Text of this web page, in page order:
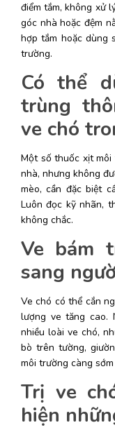
điểm tắm, không xử
góc nhà hoặc đệm
hợp tắm hoặc dùng
trường.
Có thể
trùng
ve chó
Một số thuốc xịt
nhà, nhưng không
mèo, cần đặc biệt
Luôn đọc kỹ nhãn,
không chắc.
Ve bám
sang
Ve chó có thể cắn
lượng ve tăng cao.
nhiều loài ve chó,
bò trên tường,
môi trường càng
Trị ve
hiện